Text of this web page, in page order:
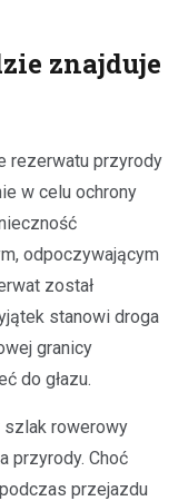
znajduje
rezerwatu przyrody
w celu ochrony
odpoczywającym
został
stanowi droga
granicy
do głazu.
szlak rowerowy
przyrody. Choć
przejazdu